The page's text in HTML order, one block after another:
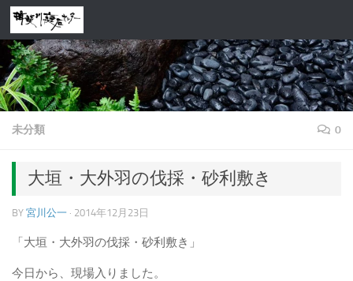
コンテンツへスキップ
未分類 0
大垣・大外羽の伐採・砂利敷き
BY 宮川公一 · 2014年12月23日
「大垣・大外羽の伐採・砂利敷き」
今日から、現場入りました。